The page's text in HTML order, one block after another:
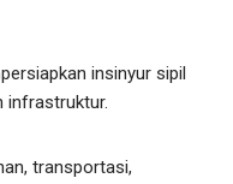
insinyur sipil
infrastruktur.
transportasi,